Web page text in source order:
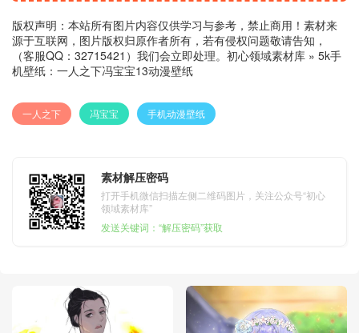
版权声明：本站所有图片内容仅供学习与参考，禁止商用！素材来
源于互联网，图片版权归原作者所有，若有侵权问题敬请告知，
（客服QQ：32715421）我们会立即处理。 初心领域素材库 » 5k手
机壁纸：一人之下冯宝宝13动漫壁纸
一人之下 冯宝宝 手机动漫壁纸
素材解压密码
打开手机微信扫描左侧二维码图片，关注公众号“初心
领域素材库”
发送关键词：“解压密码”获取